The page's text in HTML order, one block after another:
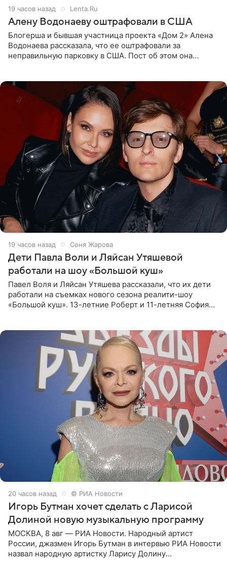
19 часов назад Lenta.Ru
Алену Водонаеву оштрафовали в США
Блогерша и бывшая участница проекта «Дом 2» Алена
Водонаева рассказала, что ее оштрафовали за
неправильную парковку в США. Пост об этом она
19 часов назад Соня Жарова
Дети Павла Воли и Ляйсан Утяшевой
работали на шоу «Большой куш»
Павел Воля и Ляйсан Утяшева рассказали, что их дети
работали на съемках нового сезона реалити-шоу
«Большой куш». 13-летние Роберт и 11-летняя София
20 часов назад © РИА Новости
Игорь Бутман хочет сделать с Ларисой
Долиной новую музыкальную программу
МОСКВА, 8 авг — РИА Новости. Народный артист
России, джазмен Игорь Бутман в интервью РИА Новости
назвал народную артистку Ларису Долину